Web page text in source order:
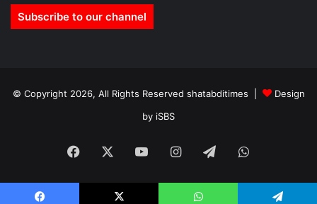
Subscribe to our channel
© Copyright 2026, All Rights Reserved shatabditimes |
Design
by iSBS
Facebook YouTubeInstagramTelegramWhatsApp